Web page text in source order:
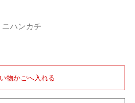
ハンカチ